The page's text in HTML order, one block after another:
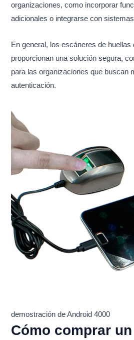
organizaciones, como incorporar
adicionales o integrarse con
En general, los escáneres de
proporcionan una solución segura,
para las organizaciones que buscan
autenticación.
demostración de Android 4000
Cómo comprar